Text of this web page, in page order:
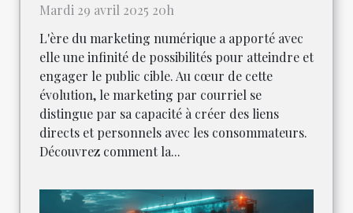
Mardi 29 avril 2025 20h
L'ère du marketing numérique a apporté avec
elle une infinité de possibilités pour atteindre et
engager le public cible. Au cœur de cette
évolution, le marketing par courriel se
distingue par sa capacité à créer des liens
directs et personnels avec les consommateurs.
Découvrez comment la...